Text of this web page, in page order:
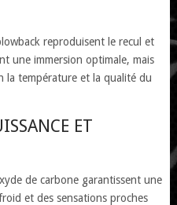
reproduisent le recul et
une immersion optimale, mais
la température et la qualité du
ET
de carbone garantissent une
et des sensations proches